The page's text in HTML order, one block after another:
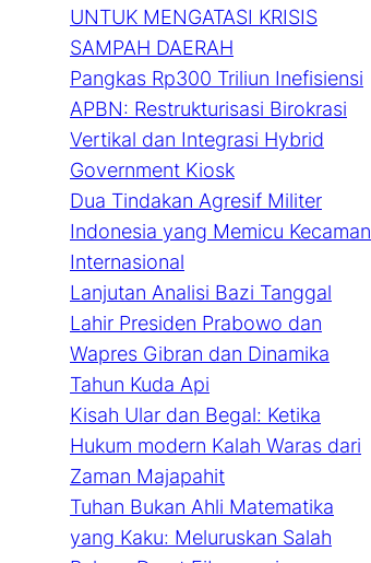
UNTUK MENGATASI KRISIS
SAMPAH DAERAH
Pangkas Rp300 Triliun Inefisiensi
APBN: Restrukturisasi Birokrasi
Vertikal dan Integrasi Hybrid
Government Kiosk
Dua Tindakan Agresif Militer
Indonesia yang Memicu Kecaman
Internasional
Lanjutan Analisi Bazi Tanggal
Lahir Presiden Prabowo dan
Wapres Gibran dan Dinamika
Tahun Kuda Api
Kisah Ular dan Begal: Ketika
Hukum modern Kalah Waras dari
Zaman Majapahit
Tuhan Bukan Ahli Matematika
yang Kaku: Meluruskan Salah